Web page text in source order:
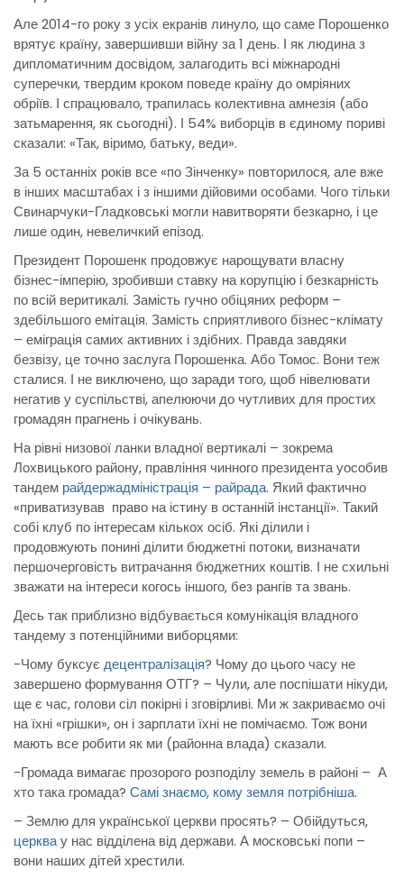
Але 2014-го року з усіх екранів линуло, що саме Порошенко
врятує країну, завершивши війну за 1 день. І як людина з
дипломатичним досвідом, залагодить всі міжнародні
суперечки, твердим кроком поведе країну до омріяних
обріїв. І спрацювало, трапилась колективна амнезія (або
затьмарення, як сьогодні). І 54% виборців в єдиному пориві
сказали: «Так, віримо, батьку, веди».
За 5 останніх років все «по Зінченку» повторилося, але вже
в інших масштабах і з іншими дійовими особами. Чого тільки
Свинарчуки-Гладковські могли навитворяти безкарно, і це
лише один, невеличкий епізод.
Президент Порошенк продовжує нарощувати власну
бізнес-імперію, зробивши ставку на корупцію і безкарність
по всій веритикалі. Замість гучно обіцяних реформ –
здебільшого емітація. Замість сприятливого бізнес-клімату
– еміграція самих активних і здібних. Правда завдяки
безвізу, це точно заслуга Порошенка. Або Томос. Вони теж
сталися. І не виключено, що заради того, щоб нівелювати
негатив у суспільстві, апелюючи до чутливих для простих
громадян прагнень і очікувань.
На рівні низової ланки владної вертикалі – зокрема
Лохвицького району, правління чинного президента уособив
тандем райдержадміністрація – райрада. Який фактично
«приватизував право на істину в останній інстанції». Такий
собі клуб по інтересам кількох осіб. Які ділили і
продовжують понині ділити бюджетні потоки, визначати
першочерговість витрачання бюджетних коштів. І не схильні
зважати на інтереси когось іншого, без рангів та звань.
Десь так приблизно відбувається комунікація владного
тандему з потенційними виборцями:
-Чому буксує децентралізація? Чому до цього часу не
завершено формування ОТГ? – Чули, але поспішати нікуди,
ще є час, голови сіл покірні і зговірливі. Ми ж закриваємо очі
на їхні «грішки», он і зарплати їхні не помічаємо. Тож вони
мають все робити як ми (районна влада) сказали.
-Громада вимагає прозорого розподілу земель в районі – А
хто така громада? Самі знаємо, кому земля потрібніша.
– Землю для української церкви просять? – Обійдуться,
церквау нас відділена від держави. А московські попи –
вони наших дітей хрестили.